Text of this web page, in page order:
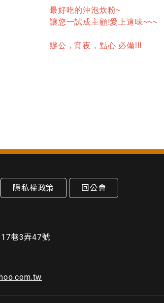
最好吃的沖泡炊粉~
讓您一試成主顧!愛上這味~~~
辦公，宵夜，點心 必備!!!
隱私權政策 回公會
巷3弄47號